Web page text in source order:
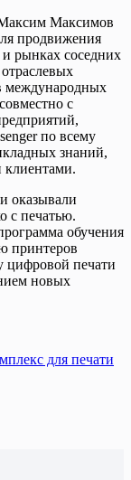
Максим Максимов
продвижения
рынках соседних
международных
с
по всему
знаний,
оказывали
с печатью.
обучения
принтеров
цифровой печати
новых
для печати